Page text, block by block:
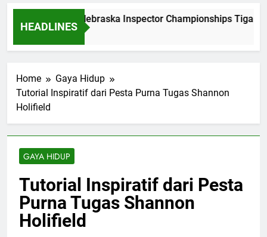
HEADLINES
Dominasi Nebraska Inspector Championships Tiga
2 Bulan Ago
Home
Gaya Hidup
Tutorial Inspiratif dari Pesta Purna Tugas Shannon
Holifield
GAYA HIDUP
Tutorial Inspiratif dari Pesta
Purna Tugas Shannon
Holifield